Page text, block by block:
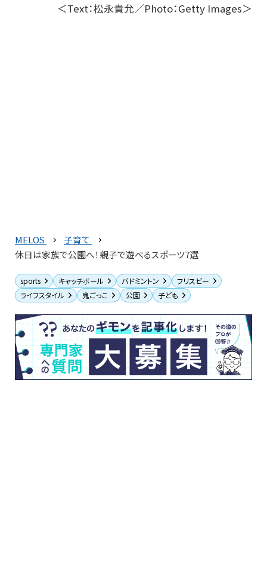
＜Text：松永貴允／Photo：Getty Images＞
MELOS
子育て
休日は家族で公園へ！親子で遊べるスポーツ7選
sports キャッチボール バドミントン
フリスビー
ライフスタイル
鬼ごっこ 公園 子ども